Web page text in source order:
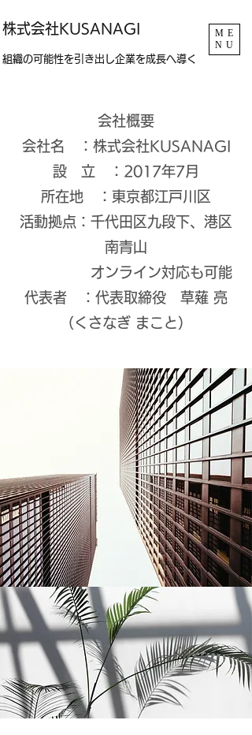
ME
NU
​株式会社KUSANAGI
組織の可能性を引き出し企業を成長へ導く
​会社概要
会社名 ：株式会社KUSANAGI
設 立 ：2017年7月
所在地 ：東京都江戸川区
活動拠点：千代田区九段下、港区
南青山
オンライン対応も可能
代表者 ：代表取締役 草薙 亮
（くさなぎ まこと）